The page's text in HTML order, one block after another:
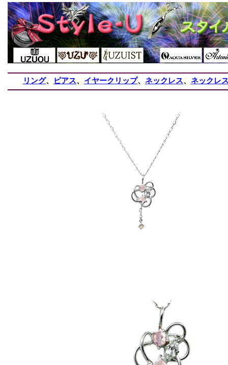
リング、 ピアス、 イヤークリップ、 ネックレス、 ネックレ